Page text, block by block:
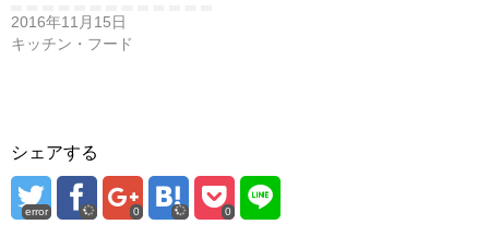
2016年11月15日
キッチン・フード
シェアする
error 0 0